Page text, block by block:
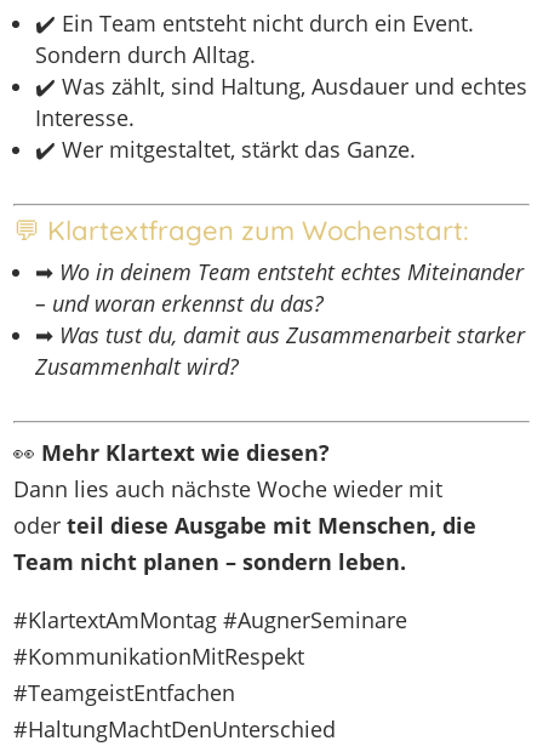
✔️ Ein Team entsteht nicht durch ein Event.
Sondern durch Alltag.
✔️ Was zählt, sind Haltung, Ausdauer und echtes
Interesse.
✔️ Wer mitgestaltet, stärkt das Ganze.
💬 Klartextfragen zum Wochenstart:
➡ Wo in deinem Team entsteht echtes Miteinander
– und woran erkennst du das?
➡ Was tust du, damit aus Zusammenarbeit starker
Zusammenhalt wird?
👀 Mehr Klartext wie diesen?
Dann lies auch nächste Woche wieder mit
oderteil diese Ausgabe mit Menschen, die
Team nicht planen – sondern leben.
#KlartextAmMontag #AugnerSeminare
#KommunikationMitRespekt
#TeamgeistEntfachen
#HaltungMachtDenUnterschied